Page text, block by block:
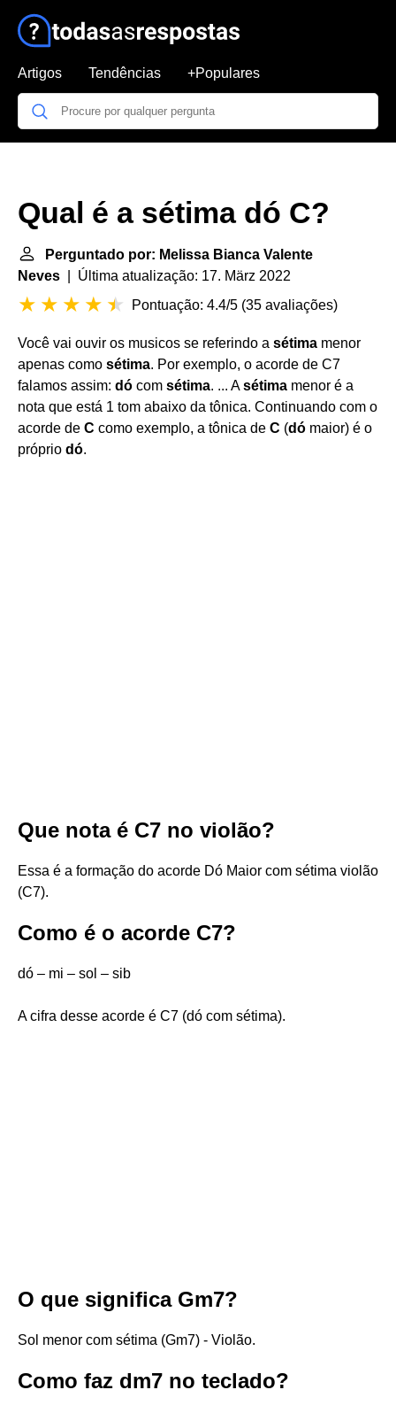
Artigos Tendências +Populares
Qual é a sétima dó C?
Perguntado por: Melissa Bianca Valente
Neves | Última atualização: 17. März 2022
Pontuação: 4.4/5 (35 avaliações)
Você vai ouvir os musicos se referindo a sétima menor
apenas como sétima. Por exemplo, o acorde de C7
falamos assim: dó com sétima. ... Asétima menor é a
nota que está 1 tom abaixo da tônica. Continuando com o
acorde de C como exemplo, a tônica de C (dó maior) é o
próprio dó.
Que nota é C7 no violão?
Essa é a formação do acorde Dó Maior com sétima violão
(C7).
Como é o acorde C7?
dó – mi – sol – sib
A cifra desse acorde é C7 (dó com sétima).
O que significa Gm7?
Sol menor com sétima (Gm7) - Violão.
Como faz dm7 no teclado?